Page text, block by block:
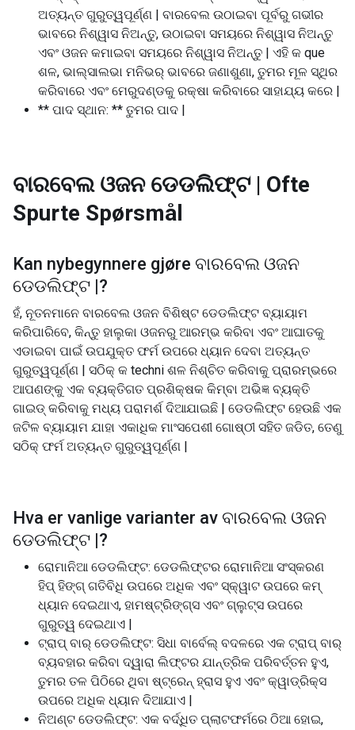
ଅତ୍ୟନ୍ତ ଗୁରୁତ୍ୱପୂର୍ଣ୍ଣ | ବାରବେଲ ଉଠାଇବା ପୂର୍ବରୁ ଗଭୀର
ଭାବରେ ନିଶ୍ୱାସ ନିଅନ୍ତୁ, ଉଠାଇବା ସମୟରେ ନିଶ୍ୱାସ ନିଅନ୍ତୁ
ଏବଂ ଓଜନ କମାଇବା ସମୟରେ ନିଶ୍ୱାସ ନିଅନ୍ତୁ | ଏହି କ que
ଶଳ, ଭାଲ୍ସାଲଭା ମନିଭର୍ ଭାବରେ ଜଣାଶୁଣା, ତୁମର ମୂଳ ସ୍ଥିର
କରିବାରେ ଏବଂ ମେରୁଦଣ୍ଡକୁ ରକ୍ଷା କରିବାରେ ସାହାଯ୍ୟ କରେ |
** ପାଦ ସ୍ଥାନ: ** ତୁମର ପାଦ |
ବାରବେଲ ଓଜନ ଡେଡଲିଫ୍ଟ | Ofte
Spurte Spørsmål
Kan nybegynnere gjøre ବାରବେଲ ଓଜନ
ଡେଡଲିଫ୍ଟ |?
ହଁ, ନୂତନମାନେ ବାରବେଲ ଓଜନ ବିଶିଷ୍ଟ ଡେଡଲିଫ୍ଟ ବ୍ୟାୟାମ
କରିପାରିବେ, କିନ୍ତୁ ହାଲୁକା ଓଜନରୁ ଆରମ୍ଭ କରିବା ଏବଂ ଆଘାତକୁ
ଏଡାଇବା ପାଇଁ ଉପଯୁକ୍ତ ଫର୍ମ ଉପରେ ଧ୍ୟାନ ଦେବା ଅତ୍ୟନ୍ତ
ଗୁରୁତ୍ୱପୂର୍ଣ୍ଣ | ସଠିକ୍ କ techni ଶଳ ନିଶ୍ଚିତ କରିବାକୁ ପ୍ରାରମ୍ଭରେ
ଆପଣଙ୍କୁ ଏକ ବ୍ୟକ୍ତିଗତ ପ୍ରଶିକ୍ଷକ କିମ୍ବା ଅଭିଜ୍ଞ ବ୍ୟକ୍ତି
ଗାଇଡ୍ କରିବାକୁ ମଧ୍ୟ ପରାମର୍ଶ ଦିଆଯାଇଛି | ଡେଡଲିଫ୍ଟ ହେଉଛି ଏକ
ଜଟିଳ ବ୍ୟାୟାମ ଯାହା ଏକାଧିକ ମାଂସପେଶୀ ଗୋଷ୍ଠୀ ସହିତ ଜଡିତ, ତେଣୁ
ସଠିକ୍ ଫର୍ମ ଅତ୍ୟନ୍ତ ଗୁରୁତ୍ୱପୂର୍ଣ୍ଣ |
Hva er vanlige varianter av ବାରବେଲ ଓଜନ
ଡେଡଲିଫ୍ଟ |?
ରୋମାନିଆ ଡେଡଲିଫ୍ଟ: ଡେଡଲିଫ୍ଟର ରୋମାନିଆ ସଂସ୍କରଣ
ହିପ୍ ହିଙ୍ଗ୍ ଗତିବିଧି ଉପରେ ଅଧିକ ଏବଂ ସ୍କ୍ୱାଟ ଉପରେ କମ୍
ଧ୍ୟାନ ଦେଇଥାଏ, ହାମଷ୍ଟ୍ରିଙ୍ଗ୍ସ ଏବଂ ଗ୍ଲୁଟ୍ସ ଉପରେ
ଗୁରୁତ୍ୱ ଦେଇଥାଏ |
ଟ୍ରାପ୍ ବାର୍ ଡେଡଲିଫ୍ଟ: ସିଧା ବାର୍ବେଲ୍ ବଦଳରେ ଏକ ଟ୍ରାପ୍ ବାର୍
ବ୍ୟବହାର କରିବା ଦ୍ୱାରା ଲିଫ୍ଟର ଯାନ୍ତ୍ରିକ ପରିବର୍ତ୍ତନ ହୁଏ,
ତୁମର ତଳ ପିଠିରେ ଥିବା ଷ୍ଟ୍ରେନ୍ ହ୍ରାସ ହୁଏ ଏବଂ କ୍ୱାଡ୍ରିକ୍ସ
ଉପରେ ଅଧିକ ଧ୍ୟାନ ଦିଆଯାଏ |
ନିଅଣ୍ଟ ଡେଡଲିଫ୍ଟ: ଏକ ବର୍ଦ୍ଧିତ ପ୍ଲାଟଫର୍ମରେ ଠିଆ ହୋଇ,